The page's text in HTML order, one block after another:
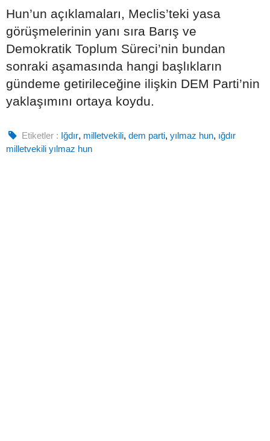
Hun’un açıklamaları, Meclis’teki yasa
görüşmelerinin yanı sıra Barış ve
Demokratik Toplum Süreci’nin bundan
sonraki aşamasında hangi başlıkların
gündeme getirileceğine ilişkin DEM Parti’nin
yaklaşımını ortaya koydu.
Etiketler : Iğdır, milletvekili,dem parti,yılmaz hun, ığdır
milletvekili yılmaz hun